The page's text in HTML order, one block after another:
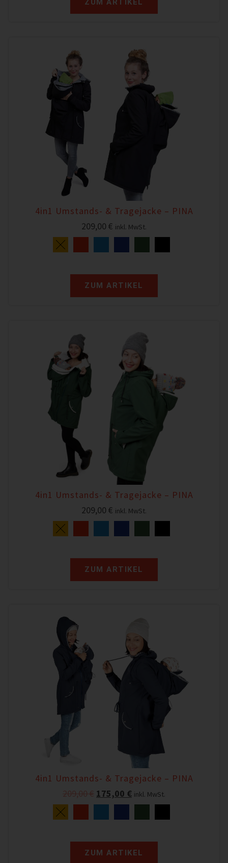
4in1 Umstands- & Tragejacke – PINA
209,00 € inkl. MwSt.
ZUM ARTIKEL
4in1 Umstands- & Tragejacke – PINA
209,00 € inkl. MwSt.
ZUM ARTIKEL
4in1 Umstands- & Tragejacke – PINA
175,00 € inkl. MwSt.
ZUM ARTIKEL